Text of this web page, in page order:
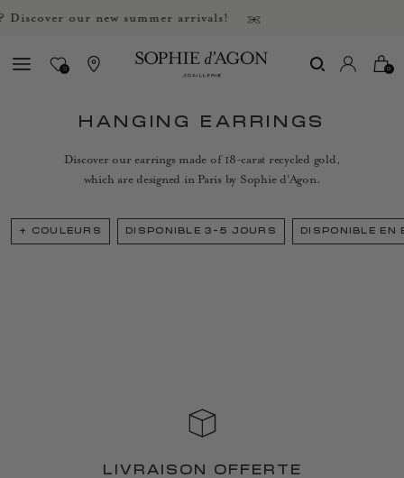
our new summer arrivals!
0 0
HANGING EARRINGS
Discover our earrings made of 18-carat recycled gold,
which are designed in Paris by Sophie d'Agon.
+ COULEURS DISPONIBLE 3-5 JOURS DISPONIBLE EN
LIVRAISON OFFERTE